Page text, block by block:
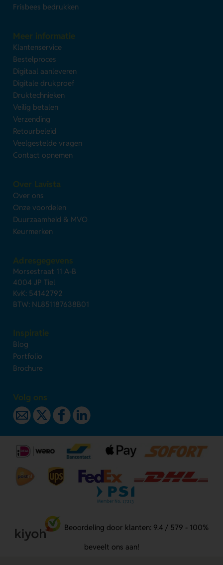
Frisbees bedrukken
Meer informatie
Klantenservice
Bestelproces
Digitaal aanleveren
Digitale drukproef
Druktechnieken
Veilig betalen
Verzending
Retourbeleid
Veelgestelde vragen
Contact opnemen
Over Lavista
Over ons
Onze voordelen
Duurzaamheid & MVO
Keurmerken
Adresgegevens
Morsestraat 11 A-B
4004 JP Tiel
KvK: 54142792
BTW: NL851187638B01
Inspiratie
Blog
Portfolio
Brochure
Volg ons
Beoordeling door klanten: 9.4 / 579 - 100%
beveelt ons aan!